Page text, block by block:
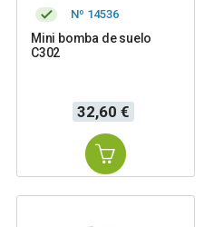
Nº 14536
Mini bomba de suelo
C302
Precio
32,60 €